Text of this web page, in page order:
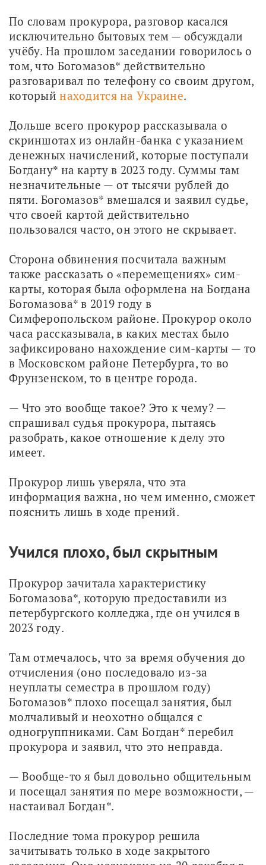
По словам прокурора, разговор касался
исключительно бытовых тем — обсуждали
учёбу. На прошлом заседании говорилось о
том, что Богомазов* действительно
разговаривал по телефону со своим другом,
который находится на Украине.
Дольше всего прокурор рассказывала о
скриншотах из онлайн-банка с указанием
денежных начислений, которые поступали
Богдану* на карту в 2023 году. Суммы там
незначительные — от тысячи рублей до
пяти. Богомазов* вмешался и заявил судье,
что своей картой действительно
пользовался часто, он этого не скрывает.
Сторона обвинения посчитала важным
также рассказать о «перемещениях» сим-
карты, которая была оформлена на Богдана
Богомазова* в 2019 году в
Симферопольском районе. Прокурор около
часа рассказывала, в каких местах было
зафиксировано нахождение сим-карты — то
в Московском районе Петербурга, то во
Фрунзенском, то в центре города.
— Что это вообще такое? Это к чему? —
спрашивал судья прокурора, пытаясь
разобрать, какое отношение к делу это
имеет.
Прокурор лишь уверяла, что эта
информация важна, но чем именно, сможет
пояснить лишь в ходе прений.
Учился плохо, был скрытным
Прокурор зачитала характеристику
Богомазова*, которую предоставили из
петербургского колледжа, где он учился в
2023 году.
Там отмечалось, что за время обучения до
отчисления (оно последовало из-за
неуплаты семестра в прошлом году)
Богомазов* плохо посещал занятия, был
молчаливый и неохотно общался с
одногруппниками. Сам Богдан* перебил
прокурора и заявил, что это неправда.
— Вообще-то я был довольно общительным
и посещал занятия по мере возможности, —
настаивал Богдан*.
Последние тома прокурор решила
зачитывать только в ходе закрытого